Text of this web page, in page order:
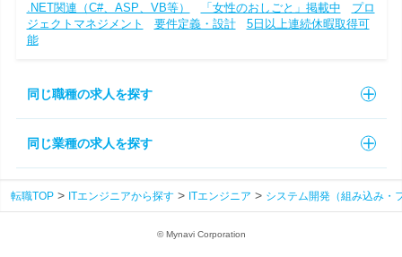
.NET関連（C#、ASP、VB等）
「女性のおしごと」掲載中
プロ
ジェクトマネジメント
要件定義・設計
5日以上連続休暇取得可
能
同じ職種の求人を探す
同じ業種の求人を探す
転職TOP ITエンジニアから探す ITエンジニア システム開発（組み込み・
© Mynavi Corporation